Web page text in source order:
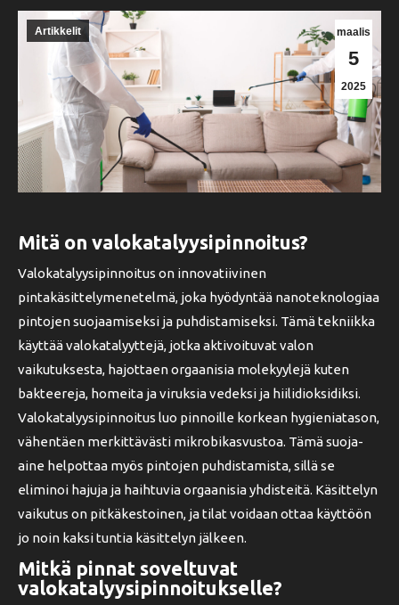
maalis
5
2025
Artikkelit
Mitä on valokatalyysipinnoitus?
Valokatalyysipinnoitus on innovatiivinen
pintakäsittelymenetelmä, joka hyödyntää nanoteknologiaa
pintojen suojaamiseksi ja puhdistamiseksi. Tämä tekniikka
käyttää valokatalyyttejä, jotka aktivoituvat valon
vaikutuksesta, hajottaen orgaanisia molekyylejä kuten
bakteereja, homeita ja viruksia vedeksi ja hiilidioksidiksi.
Valokatalyysipinnoitus luo pinnoille korkean hygieniatason,
vähentäen merkittävästi mikrobikasvustoa. Tämä suoja-
aine helpottaa myös pintojen puhdistamista, sillä se
eliminoi hajuja ja haihtuvia orgaanisia yhdisteitä. Käsittelyn
vaikutus on pitkäkestoinen, ja tilat voidaan ottaa käyttöön
jo noin kaksi tuntia käsittelyn jälkeen.
Mitkä pinnat soveltuvat
valokatalyysipinnoitukselle?